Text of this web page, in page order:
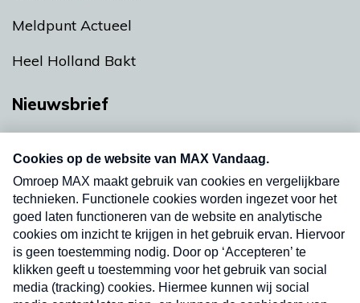
Meldpunt Actueel
Heel Holland Bakt
Nieuwsbrief
nieuwsbrief. Elke vrijdag- en dinsdagochtend in
uw mailbox.
Verzend